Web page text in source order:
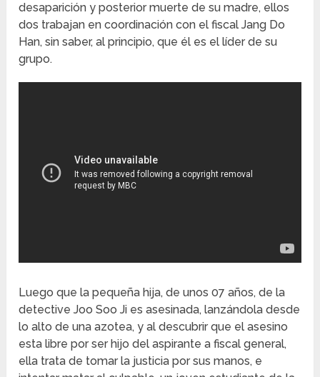
desaparición y posterior muerte de su madre, ellos
dos trabajan en coordinación con el fiscal Jang Do
Han, sin saber, al principio, que él es el líder de su
grupo.
Luego que la pequeña hija, de unos 07 años, de la
detective Joo Soo Ji es asesinada, lanzándola desde
lo alto de una azotea, y al descubrir que el asesino
esta libre por ser hijo del aspirante a fiscal general,
ella trata de tomar la justicia por sus manos, e